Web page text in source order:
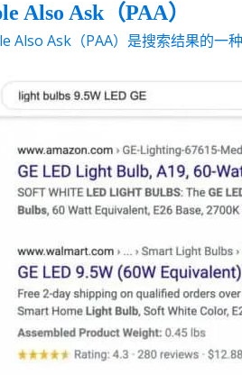
Also Ask（PAA）
Also Ask（PAA）是搜索结果的一